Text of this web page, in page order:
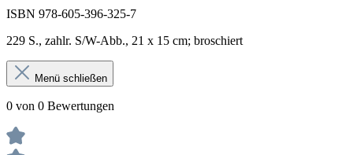
ISBN 978-605-396-325-7
229 S., zahlr. S/W-Abb., 21 x 15 cm; broschiert
Menü schließen
0 von 0 Bewertungen